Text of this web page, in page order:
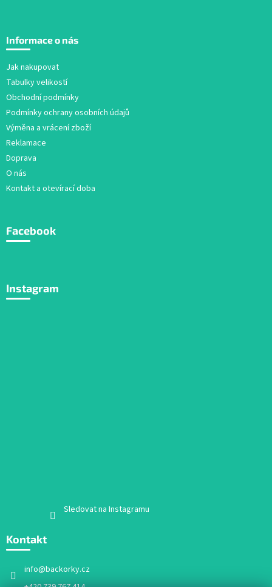
p
Informace o nás
Jak nakupovat
Tabulky velikostí
Obchodní podmínky
Podmínky ochrany osobních údajů
Výměna a vrácení zboží
Reklamace
Doprava
O nás
Kontakt a otevírací doba
Facebook
Instagram
Sledovat na Instagramu
Kontakt
info@backorky.cz